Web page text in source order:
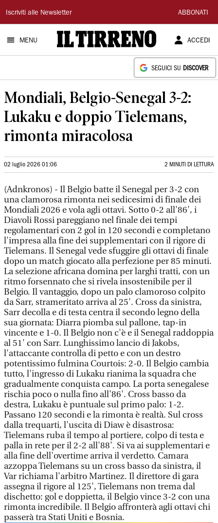
Il
Tirreno
Iscriviti alle Newsletter ABBONATI
MENU ACCEDI
SEGUICI SU DISCOVER
Mondiali, Belgio-Senegal 3-2:
Lukaku e doppio Tielemans,
rimonta miracolosa
02 luglio 2026 01:06 2 MINUTI DI LETTURA
(Adnkronos) - Il Belgio batte il Senegal per 3-2 con
una clamorosa rimonta nei sedicesimi di finale dei
Mondiali 2026 e vola agli ottavi. Sotto 0-2 all'86', i
Diavoli Rossi pareggiano nel finale dei tempi
regolamentari con 2 gol in 120 secondi e completano
l'impresa alla fine dei supplementari con il rigore di
Tielemans. Il Senegal vede sfuggire gli ottavi di finale
dopo un match giocato alla perfezione per 85 minuti.
La selezione africana domina per larghi tratti, con un
ritmo forsennato che si rivela insostenibile per il
Belgio. Il vantaggio, dopo un palo clamoroso colpito
da Sarr, strameritato arriva al 25'. Cross da sinistra,
Sarr decolla e di testa centra il secondo legno della
sua giornata: Diarra piomba sul pallone, tap-in
vincente e 1-0. Il Belgio non c'è e il Senegal raddoppia
al 51' con Sarr. Lunghissimo lancio di Jakobs,
l'attaccante controlla di petto e con un destro
potentissimo fulmina Courtois: 2-0. Il Belgio cambia
tutto, l'ingresso di Lukaku rianima la squadra che
gradualmente conquista campo. La porta senegalese
rischia poco o nulla fino all'86'. Cross basso da
destra, Lukaku è puntuale sul primo palo: 1-2.
Passano 120 secondi e la rimonta è realtà. Sul cross
dalla trequarti, l'uscita di Diaw è disastrosa:
Tielemans ruba il tempo al portiere, colpo di testa e
palla in rete per il 2-2 all'88'. Si va ai supplementari e
alla fine dell'overtime arriva il verdetto. Camara
azzoppa Tielemans su un cross basso da sinistra, il
Var richiama l'arbitro Martinez. Il direttore di gara
assegna il rigore al 125', Tielemans non trema dal
dischetto: gol e doppietta, il Belgio vince 3-2 con una
rimonta incredibile. Il Belgio affronterà agli ottavi chi
passerà tra Stati Uniti e Bosnia.